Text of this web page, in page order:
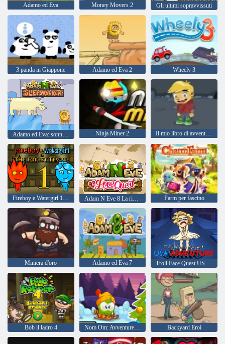
Adamo ed Eva Money Movers 2 Gli ultimi sopravvissuti
3 panda in Giappone Adamo ed Eva 2 Wheely 3
Ninja Miner 2 Il mio libro di avventura 2
Fireboy e Watergirl 1: The Forest Temple Adam N Eve 8 La ricerca dell'amore Farm per fascino
Miniera d'oro Adamo ed Eva 7 Troll Face Quest USA Adventure
Bob il ladro 4 Nom Om: Avventure invernali Backyard Eroi